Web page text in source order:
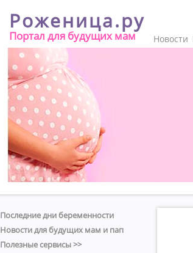
Роженица.ру
Портал для будущих мам Новости
Последние дни беременности
Новости для будущих мам и пап
Полезные сервисы >>